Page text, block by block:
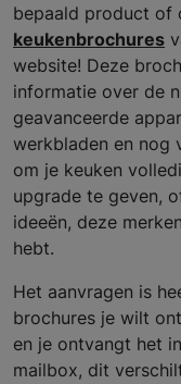
bepaald product of
keukenbrochures
website! Deze
informatie over de
geavanceerde
werkbladen en nog
om je keuken
upgrade te geven,
ideeën, deze
hebt.
Het aanvragen is
brochures je wilt
en je ontvangt het
mailbox, dit